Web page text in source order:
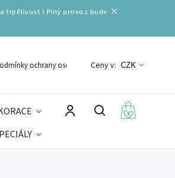
trpělivost ! Plný provoz bude
ochrany osobních údajů
Ceny v: CZK